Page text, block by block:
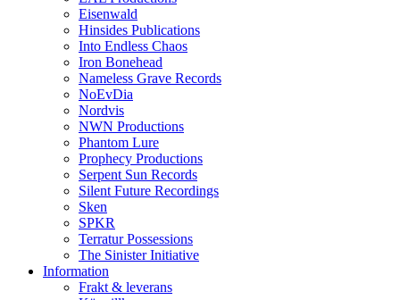
Eisenwald
Hinsides Publications
Into Endless Chaos
Iron Bonehead
Nameless Grave Records
NoEvDia
Nordvis
NWN Productions
Phantom Lure
Prophecy Productions
Serpent Sun Records
Silent Future Recordings
Sken
SPKR
Terratur Possessions
The Sinister Initiative
Information
Frakt & leverans